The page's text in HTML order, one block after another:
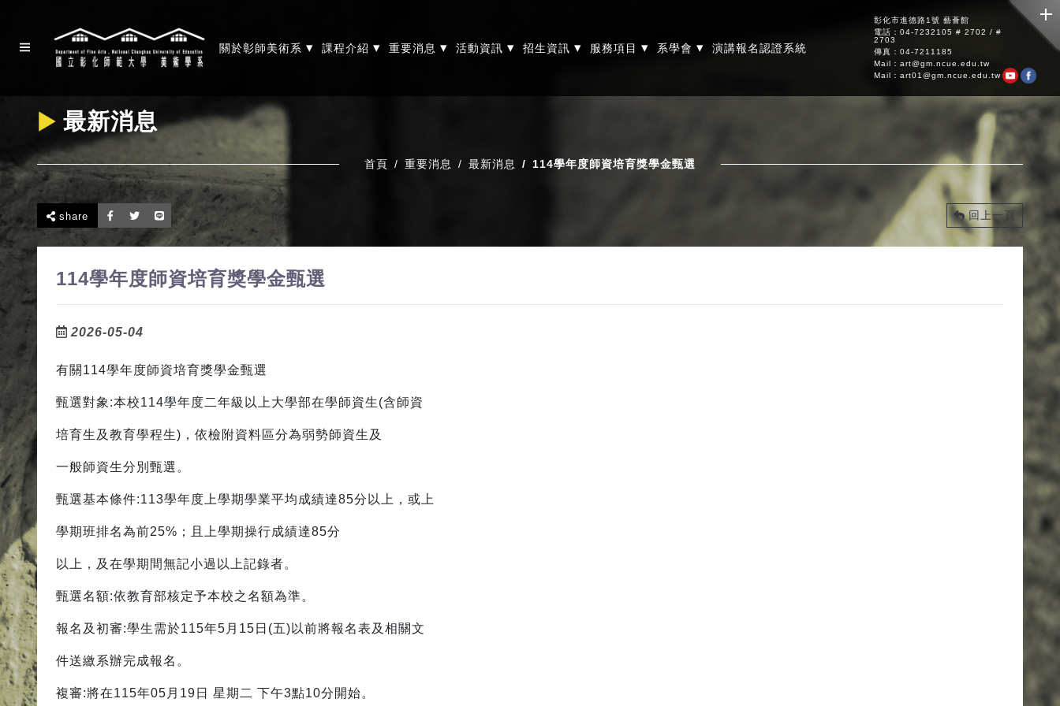
關於彰師美術系 ▾ 課程介紹 ▾ 重要消息 ▾ 活動資訊 ▾ 招生資訊 ▾ 服務項目 ▾ 系學會 ▾ 演講報名認證系統
彰化市進德路1號 藝薈館
電話：04-7232105 # 2702 / #
2703
傳真：04-7211185
Mail：art@gm.ncue.edu.tw
Mail：art01@gm.ncue.edu.tw
最新消息
首頁 重要消息 最新消息 114學年度師資培育獎學金甄選
share 回上一頁
114學年度師資培育獎學金甄選
2026-05-04
有關114學年度師資培育獎學金甄選
甄選對象:本校114學年度二年級以上大學部在學師資生(含師資
培育生及教育學程生)，依檢附資料區分為弱勢師資生及
一般師資生分別甄選。
甄選基本條件:113學年度上學期學業平均成績達85分以上，或上
學期班排名為前25%；且上學期操行成績達85分
以上，及在學期間無記小過以上記錄者。
甄選名額:依教育部核定予本校之名額為準。
報名及初審:學生需於115年5月15日(五)以前將報名表及相關文
件送繳系辦完成報名。
複審:將在115年05月19日 星期二 下午3點10分開始。